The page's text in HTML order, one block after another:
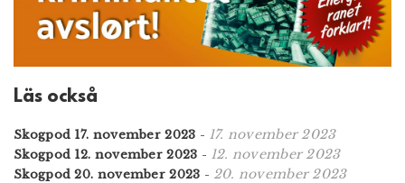
Läs också
Skogpod 17. november 2023 - 17. november 2023
Skogpod 12. november 2023 - 12. november 2023
Skogpod 20. november 2023 - 20. november 2023